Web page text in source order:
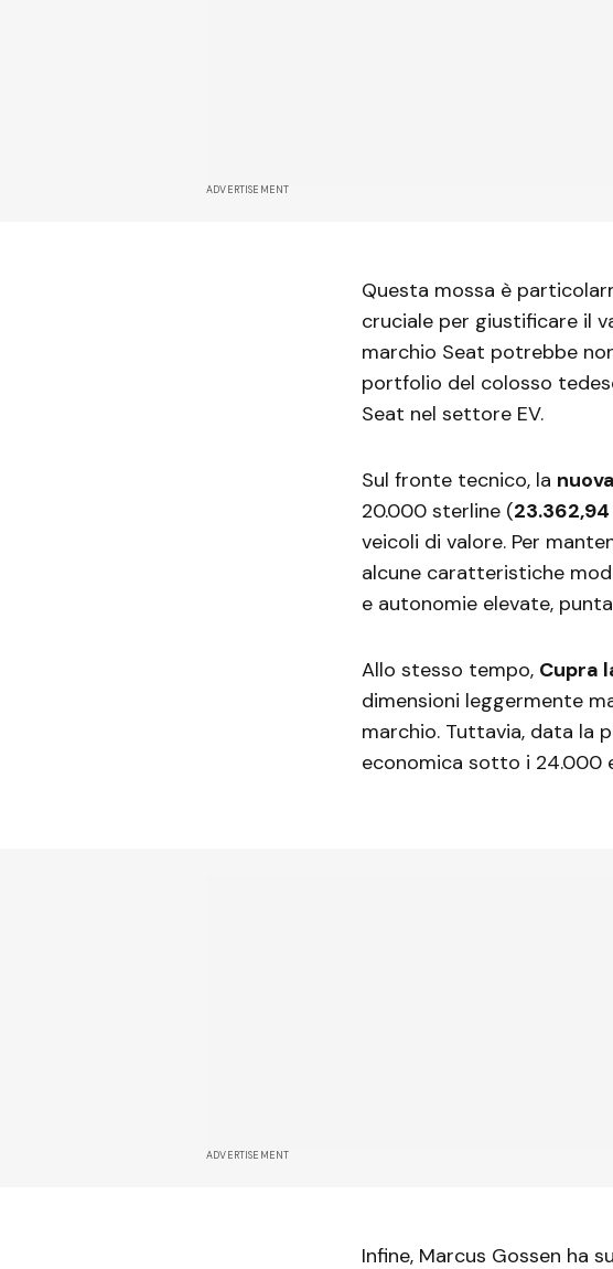
ADVERTISEMENT
Questa mossa è
cruciale per giustificare il
marchio Seat potrebbe
portfolio del colosso
Seat nel settore EV.
Sul fronte tecnico, la
20.000 sterline (
veicoli di valore. Per
alcune caratteristiche
e autonomie elevate,
Allo stesso tempo, Cupra
dimensioni leggermente
marchio. Tuttavia, data la
economica sotto i 24.000
ADVERTISEMENT
Infine, Marcus Gossen ha